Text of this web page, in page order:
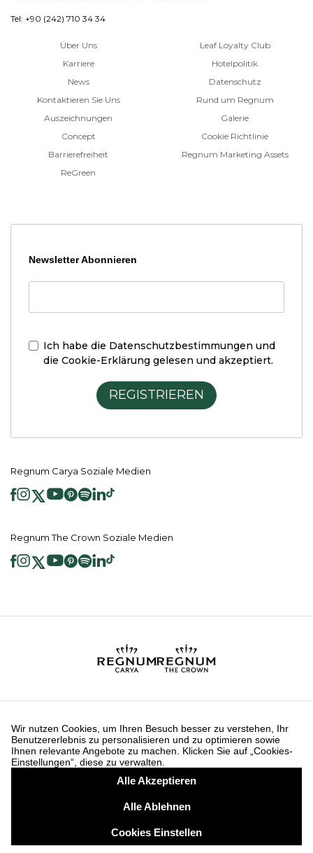
Tel: +90 (242) 710 34 34
Über Uns
Karriere
News
Kontaktieren Sie Uns
Auszeichnungen
Concept
Barrierefreiheit
ReGreen
Leaf Loyalty Club
Hotelpolitik
Datenschutz
Rund um Regnum
Galerie
Cookie Richtlinie
Regnum Marketing Assets
Newsletter Abonnieren
Ich habe die Datenschutzbestimmungen und
die Cookie-Erklärung gelesen und akzeptiert.
REGISTRIEREN
Regnum Carya Soziale Medien
Regnum The Crown Soziale Medien
2026 ® Regnum Hotels. Alle Rechte vorbehalten.
Cookie RichtlinieHauptseiteDienste der Informationsgesellschaft